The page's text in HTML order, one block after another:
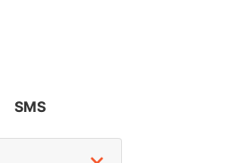
SMS